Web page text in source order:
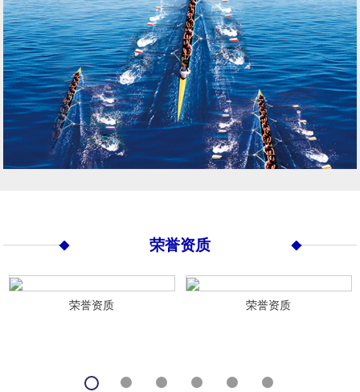
荣誉资质
荣誉资质 荣誉资质